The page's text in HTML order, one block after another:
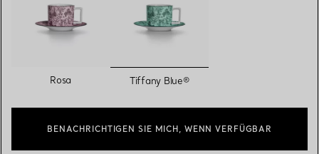
Rosa ausgewählt
Tiffany Blue®
BENACHRICHTIGEN SIE MICH, WENN VERFÜGBAR